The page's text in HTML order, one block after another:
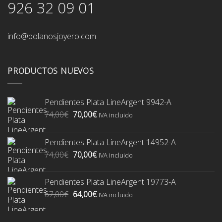
926 32 09 01
info@bolanosjoyero.com
PRODUCTOS NUEVOS
Pendientes Plata LineArgent 9942-A
74,00€ El
era:
74,00€.
70,00€El
es:
70,00€.
IVA incluido
Pendientes Plata LineArgent 14952-A
74,00€ El
era:
74,00€.
70,00€El
es:
70,00€.
IVA incluido
Pendientes Plata LineArgent 19773-A
67,00€ El
64,00€ElIVA incluido